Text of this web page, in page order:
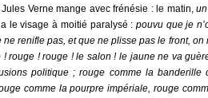
Jules Verne mange avec frénésie : le matin,
le visage à moitié paralysé : pouvu que je
renifle pas, et que ne plisse pas le front, on
! rouge ! rouge ! le salon ! le jaune ne va
politique ; rouge comme la banderille
comme la pourpre impériale, rouge